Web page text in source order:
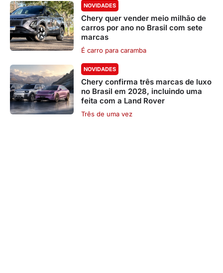
NOVIDADES
Chery quer vender meio milhão de
carros por ano no Brasil com sete
marcas
É carro para caramba
NOVIDADES
Chery confirma três marcas de luxo
no Brasil em 2028, incluindo uma
feita com a Land Rover
Três de uma vez